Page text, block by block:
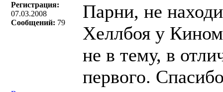
Регистрация:
07.03.2008
Сообщений: 79
Парни, не
Хеллбоя у
не в тему, в
первого.